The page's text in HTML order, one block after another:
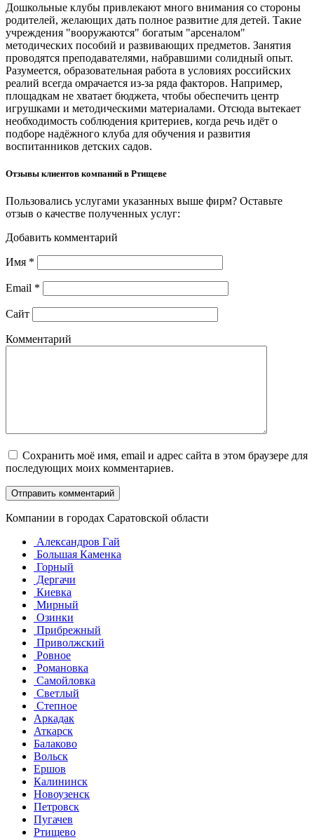
Дошкольные клубы привлекают много внимания со стороны
родителей, желающих дать полное развитие для детей. Такие
учреждения "вооружаются" богатым "арсеналом"
методических пособий и развивающих предметов. Занятия
проводятся преподавателями, набравшими солидный опыт.
Разумеется, образовательная работа в условиях российских
реалий всегда омрачается из-за ряда факторов. Например,
площадкам не хватает бюджета, чтобы обеспечить центр
игрушками и методическими материалами. Отсюда вытекает
необходимость соблюдения критериев, когда речь идёт о
подборе надёжного клуба для обучения и развития
воспитанников детских садов.
Отзывы клиентов компаний в Ртищеве
Пользовались услугами указанных выше фирм? Оставьте
отзыв о качестве полученных услуг:
Добавить комментарий
Имя *
Email *
Сайт
Комментарий
Сохранить моё имя, email и адрес сайта в этом браузере для
последующих моих комментариев.
Компании в городах Саратовской области
Александров Гай
Большая Каменка
Горный
Дергачи
Киевка
Мирный
Озинки
Прибрежный
Приволжский
Ровное
Романовка
Самойловка
Светлый
Степное
Аркадак
Аткарск
Балаково
Вольск
Ершов
Калининск
Новоузенск
Петровск
Пугачев
Ртищево